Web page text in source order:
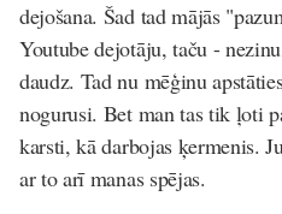
dejošana. Šad tad mājās
Youtube dejotāju, taču -
daudz. Tad nu mēģinu
nogurusi. Bet man tas tik ļoti
karsti, kā darbojas ķermenis.
ar to arī manas spējas.